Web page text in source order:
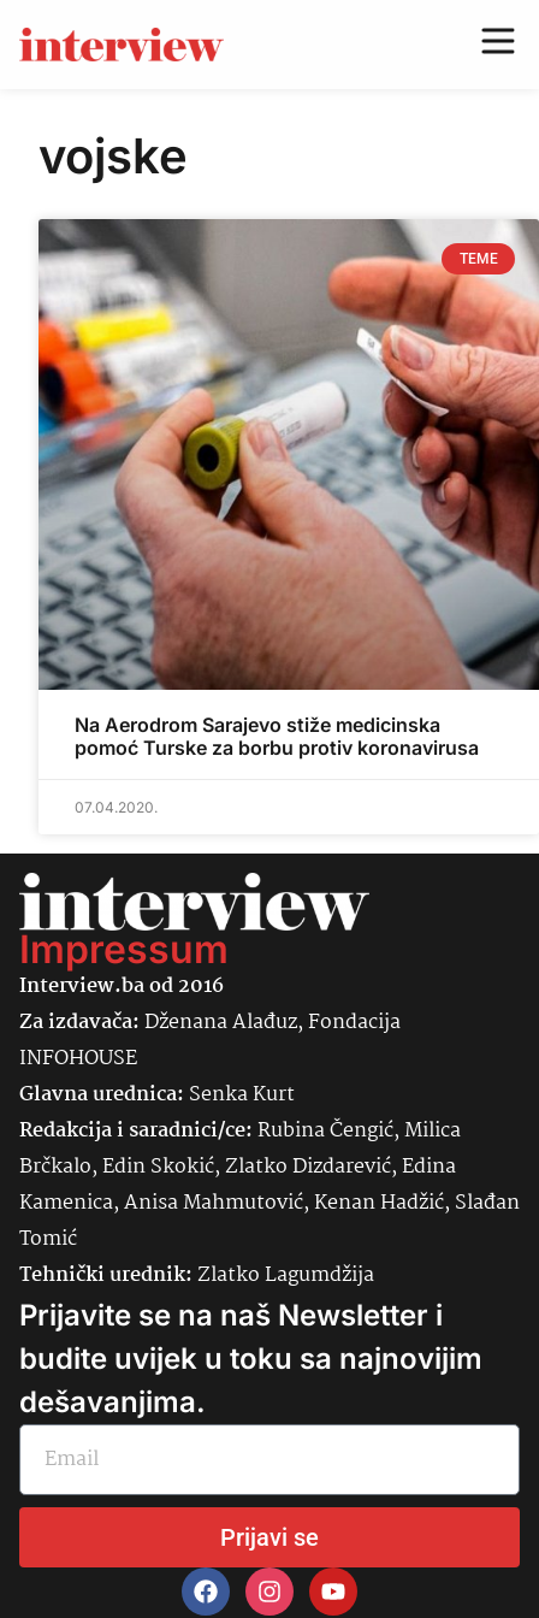
vojske
TEME
Na Aerodrom Sarajevo stiže medicinska
pomoć Turske za borbu protiv koronavirusa
07.04.2020.
Impressum
Interview.ba od 2016
Za izdavača:Dženana Alađuz, Fondacija
INFOHOUSE
Glavna urednica: SenkaKurt
Redakcija i saradnici/ce:Rubina Čengić, Milica
Brčkalo, Edin Skokić, Zlatko Dizdarević, Edina
Kamenica, Anisa Mahmutović, Kenan Hadžić, Slađan
Tomić
Tehnički urednik:Zlatko Lagumdžija
Prijavite se na naš Newsletter i
budite uvijek u toku sa najnovijim
dešavanjima.
Prijavi se